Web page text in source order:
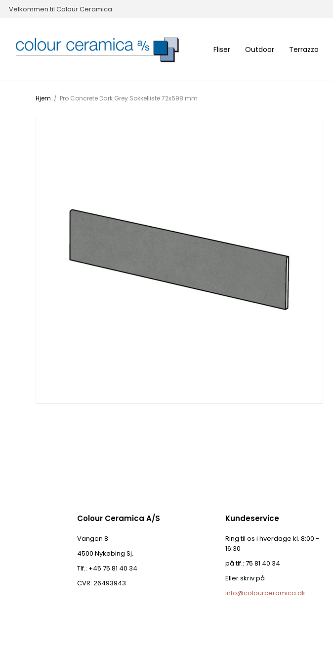
Velkommen til Colour Ceramica
Fliser Outdoor Terrazzo
Hjem / Pro Concrete Dark Grey Sokkelliste 72x598 mm
Colour Ceramica A/S
Vangen 8
4500 Nykøbing Sj.
Tlf.: +45 75 81 40 34
CVR: 26493943
Kundeservice
Ring til os i hverdage kl. 8:00 -
16:30
på tlf.: 75 81 40 34
Eller skriv på
info@colourceramica.dk